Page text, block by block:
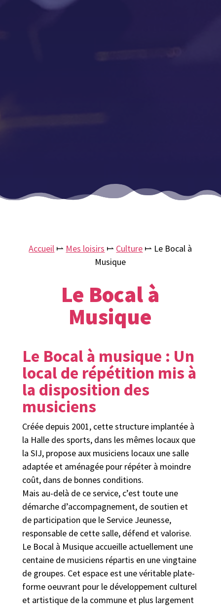
Accueil ⥛ Mes loisirs ⥛ Culture ⥛ Le Bocal à
Musique
Le Bocal à
Musique
Le Bocal à musique : Un
local de répétition mis à
la disposition des
musiciens
Créée depuis 2001, cette structure implantée à
la Halle des sports, dans les mêmes locaux que
la SIJ, propose aux musiciens locaux une salle
adaptée et aménagée pour répéter à moindre
coût, dans de bonnes conditions.
Mais au-delà de ce service, c’est toute une
démarche d’accompagnement, de soutien et
de participation que le Service Jeunesse,
responsable de cette salle, défend et valorise.
Le Bocal à Musique accueille actuellement une
centaine de musiciens répartis en une vingtaine
de groupes. Cet espace est une véritable plate-
forme oeuvrant pour le développement culturel
et artistique de la commune et plus largement